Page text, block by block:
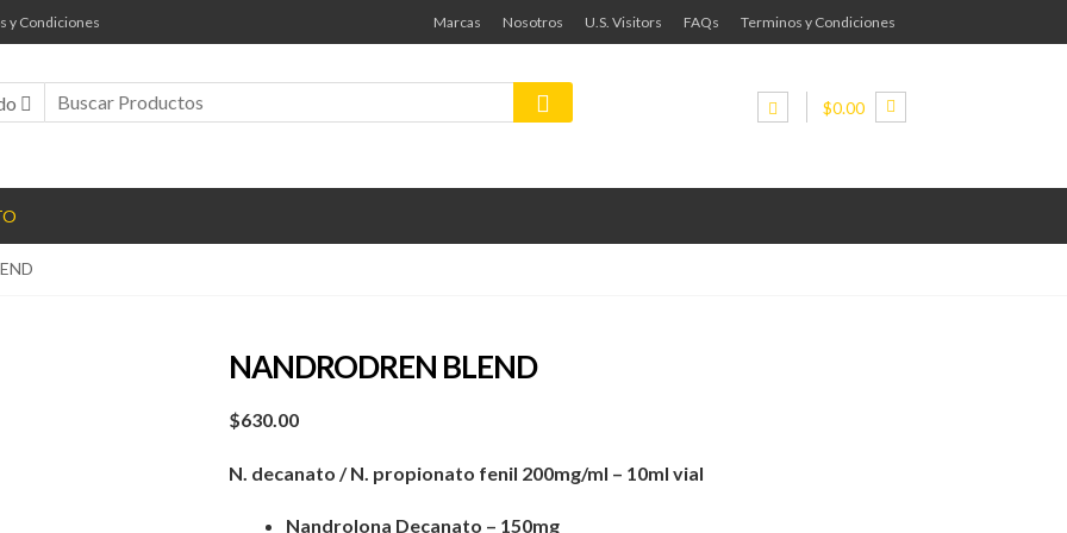
y Condiciones Marcas Nosotros U.S. Visitors FAQs Terminos y Condiciones
$0.00
NANDRODREN BLEND
$630.00
N. decanato / N. propionato fenil 200mg/ml – 10ml vial
Nandrolona Decanato – 150mg